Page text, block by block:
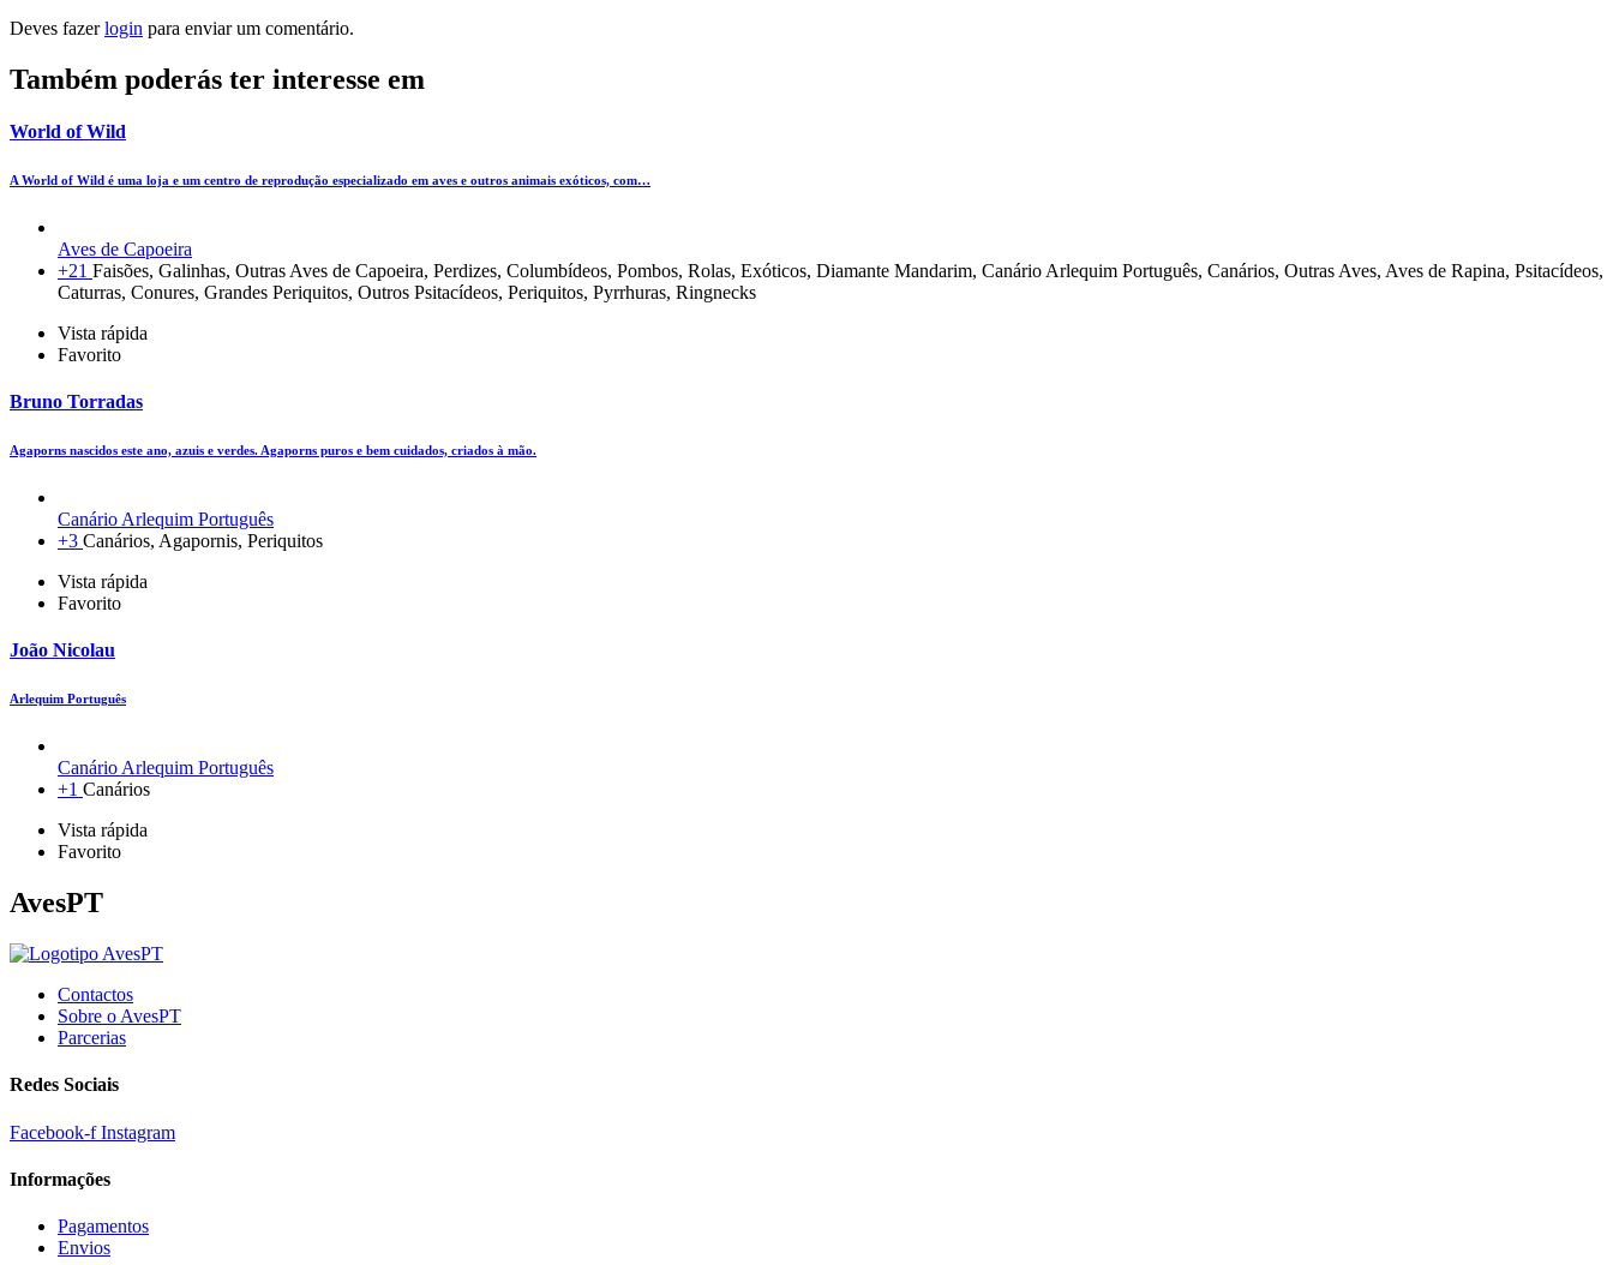
Deves fazerlogin para enviar um comentário.
Também poderás ter interesse em
World of Wild
A World of Wild é uma loja e um centro de reprodução especializado em aves e outros animais exóticos, com…
Aves de Capoeira
+21 Faisões, Galinhas, Outras Aves de Capoeira, Perdizes, Columbídeos, Pombos, Rolas, Exóticos, Diamante Mandarim, Canário Arlequim Português, Canários, Outras Aves, Aves de Rapina, Psitacídeos,
Caturras, Conures, Grandes Periquitos, Outros Psitacídeos, Periquitos, Pyrrhuras, Ringnecks
Vista rápida
Favorito
Bruno Torradas
Agaporns nascidos este ano, azuis e verdes. Agaporns puros e bem cuidados, criados à mão.
Canário Arlequim Português
+3 Canários, Agapornis, Periquitos
Vista rápida
Favorito
João Nicolau
Arlequim Português
Canário Arlequim Português
+1 Canários
Vista rápida
Favorito
AvesPT
Contactos
Sobre o AvesPT
Parcerias
Redes Sociais
Facebook-f Instagram
Informações
Pagamentos
Envios